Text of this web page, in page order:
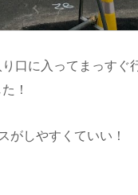
口に入ってまっすぐ
！
がしやすくていい！